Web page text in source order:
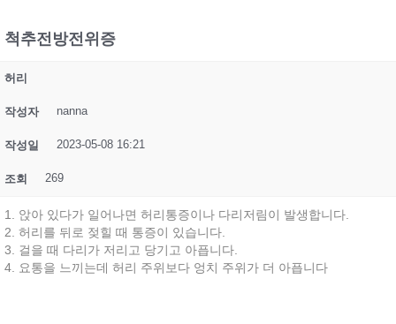
척추전방전위증
허리
작성자 nanna
작성일 2023-05-08 16:21
조회 269
1. 앉아 있다가 일어나면 허리통증이나 다리저림이 발생합니다.
2. 허리를 뒤로 젖힐 때 통증이 있습니다.
3. 걸을 때 다리가 저리고 당기고 아픕니다.
4. 요통을 느끼는데 허리 주위보다 엉치 주위가 더 아픕니다